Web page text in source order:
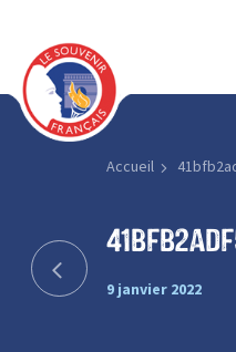
Accueil
9 janvier 2022